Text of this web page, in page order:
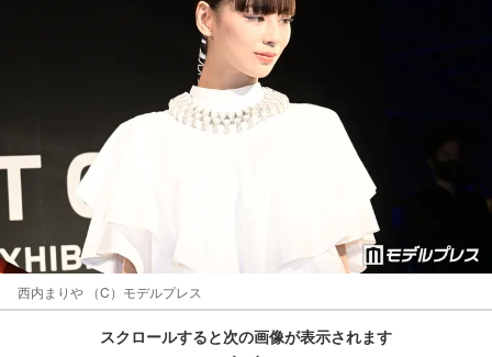
西内まりや （C）モデルプレス
スクロールすると次の画像が表示されます